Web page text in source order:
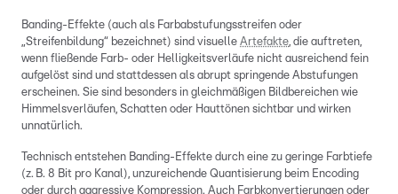
Banding-Effekte (auch als Farbabstufungsstreifen oder
„Streifenbildung“ bezeichnet) sind visuelle Artefakte, die auftreten,
wenn fließende Farb- oder Helligkeitsverläufe nicht ausreichend fein
aufgelöst sind und stattdessen als abrupt springende Abstufungen
erscheinen. Sie sind besonders in gleichmäßigen Bildbereichen wie
Himmelsverläufen, Schatten oder Hauttönen sichtbar und wirken
unnatürlich.
Technisch entstehen Banding-Effekte durch eine zu geringe Farbtiefe
(z. B. 8 Bit pro Kanal), unzureichende Quantisierung beim Encoding
oder durch aggressive Kompression. Auch Farbkonvertierungen oder